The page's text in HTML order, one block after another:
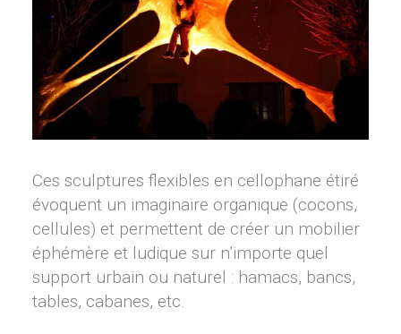
Ces sculptures flexibles en cellophane étiré
évoquent un imaginaire organique (cocons,
cellules) et permettent de créer un mobilier
éphémère et ludique sur n’importe quel
support urbain ou naturel : hamacs, bancs,
tables, cabanes, etc.